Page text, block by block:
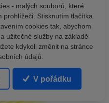
- malých souborů, které
prohlížeči. Stisknutím tlačítka
cookies tak, abychom
užitečné služby na základě
kdykoli změnit na stránce
údajů.
V pořádku